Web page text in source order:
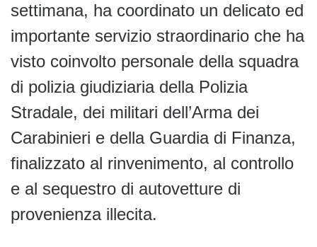
settimana, ha coordinato un delicato ed
importante servizio straordinario che ha
visto coinvolto personale della squadra
di polizia giudiziaria della Polizia
Stradale, dei militari dell’Arma dei
Carabinieri e della Guardia di Finanza,
finalizzato al rinvenimento, al controllo
e al sequestro di autovetture di
provenienza illecita.